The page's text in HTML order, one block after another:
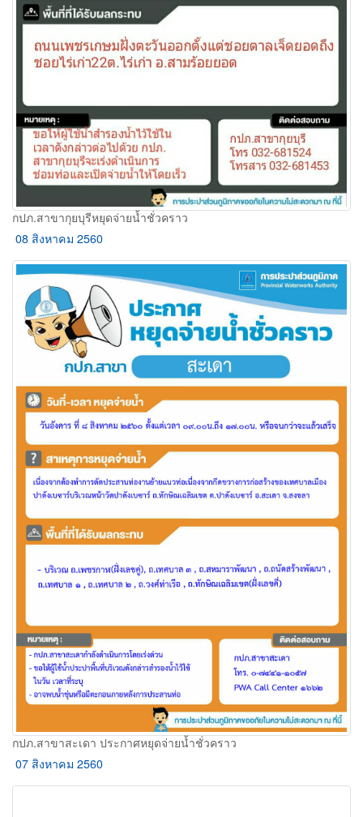
กปภ.สาขากุยบุรีหยุดจ่ายน้ำชั่วคราว
08 สิงหาคม 2560
กปภ.สาขาสะเดา ประกาศหยุดจ่ายน้ำชั่วคราว
07 สิงหาคม 2560